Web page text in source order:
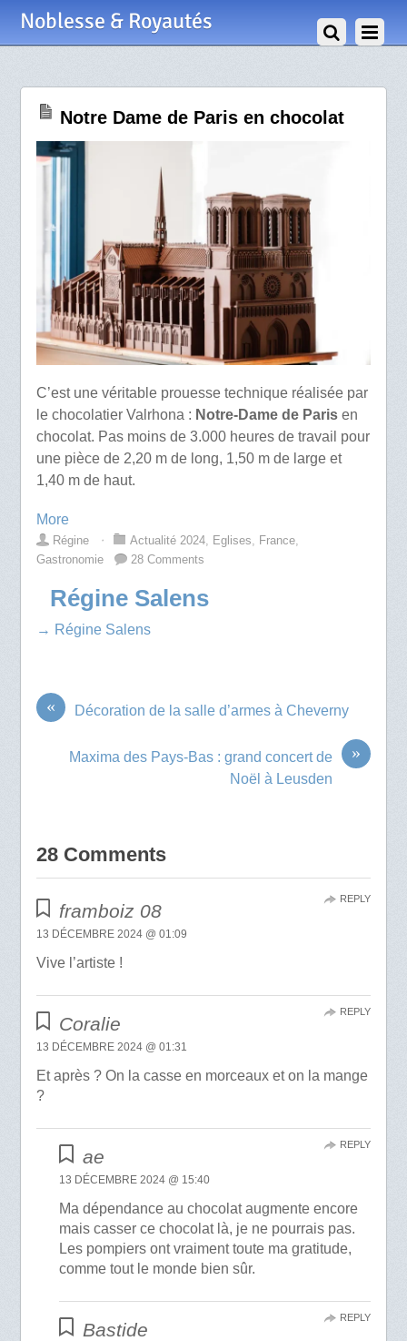
Noblesse & Royautés
Notre Dame de Paris en chocolat
C’est une véritable prouesse technique réalisée par
le chocolatier Valrhona : Notre-Dame de Parisen
chocolat. Pas moins de 3.000 heures de travail pour
une pièce de 2,20 m de long, 1,50 m de large et
1,40 m de haut.
More
Régine ⋅ Actualité 2024, Eglises France,
Gastronomie
28 Comments
Régine Salens
→ Régine Salens
« Décoration de la salle d’armes à Cheverny
»
Maxima des Pays-Bas : grand concert de
Noël à Leusden
28 Comments
framboiz 08
13 DÉCEMBRE 2024 @ 01:09
Vive l’artiste !
REPLY
Coralie
13 DÉCEMBRE 2024 @ 01:31
Et après ? On la casse en morceaux et on la mange
?
REPLY
ae
13 DÉCEMBRE 2024 @ 15:40
Ma dépendance au chocolat augmente encore
mais casser ce chocolat là, je ne pourrais pas.
Les pompiers ont vraiment toute ma gratitude,
comme tout le monde bien sûr.
REPLY
Bastide
REPLY